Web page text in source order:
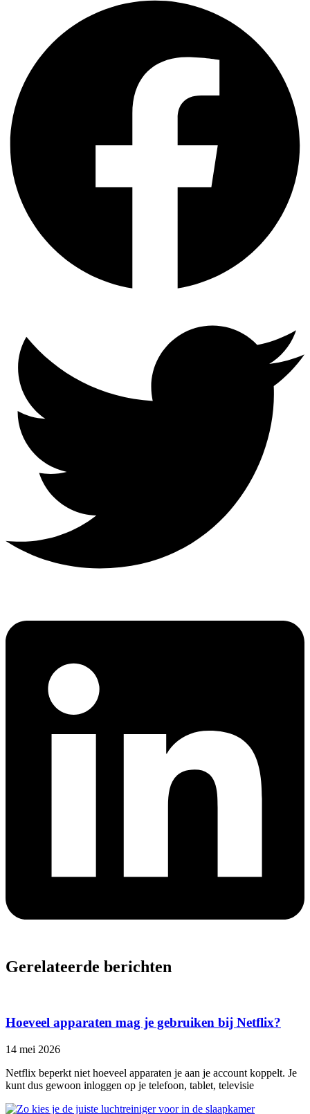
Gerelateerde berichten
Hoeveel apparaten mag je gebruiken bij Netflix?
14 mei 2026
Netflix beperkt niet hoeveel apparaten je aan je account koppelt. Je
kunt dus gewoon inloggen op je telefoon, tablet, televisie